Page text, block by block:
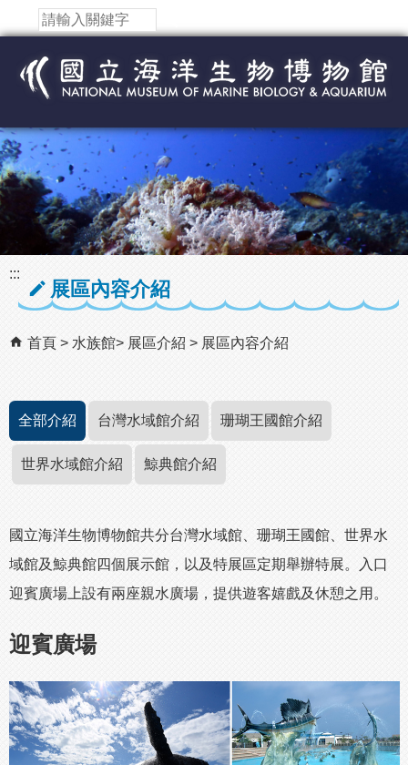
跳到主要內容區塊
:::
展區內容介紹
首頁 水族館 展區介紹 展區內容介紹
全部介紹 台灣水域館介紹 珊瑚王國館介紹
世界水域館介紹 鯨典館介紹
國立海洋生物博物館共分台灣水域館、珊瑚王國館、世界水
域館及鯨典館四個展示館，以及特展區定期舉辦特展。入口
迎賓廣場上設有兩座親水廣場，提供遊客嬉戲及休憩之用。
迎賓廣場